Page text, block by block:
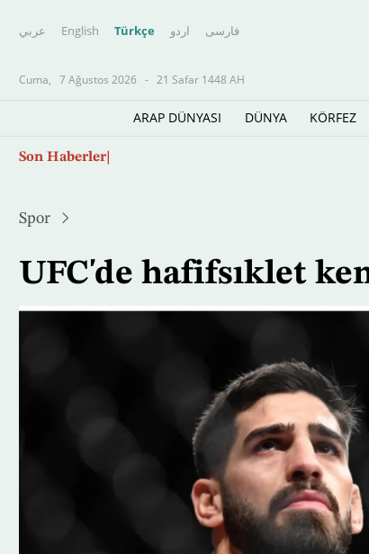
عربي English Türkçe اردو فارسى
Cuma, 7 Ağustos 2026 - 21 Safar 1448 AH
ARAP DÜNYASI DÜNYA KÖRFEZ
Ana
Son Haberler
Spor
UFC'de hafifsıklet